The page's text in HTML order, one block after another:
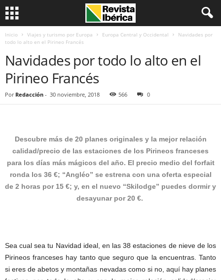
Inicio Viajes y turismo por Europa Europa Central y Occidental
Navidades por
todo lo alto en el Pirineo Francés
Navidades por todo lo alto en el
Pirineo Francés
Por Redacción - 30 noviembre, 2018 566 0
Descubre más de 20 planes originales y la mejor relación
calidad/precio de las estaciones de los Pirineos franceses
para los días más mágicos del año. El precio medio del forfait
ronda los 36 €; “Angléo” se estrena con una oferta especial
de 2 horas por 15 €; y, en el nuevo “Skilodge” puedes dormir y
desayunar por 20 €.
Sea cual sea tu Navidad ideal, en las 38 estaciones de nieve de los
Pirineos franceses hay tanto que seguro que la encuentras. Tanto
si eres de abetos y montañas nevadas como si no, aquí hay planes